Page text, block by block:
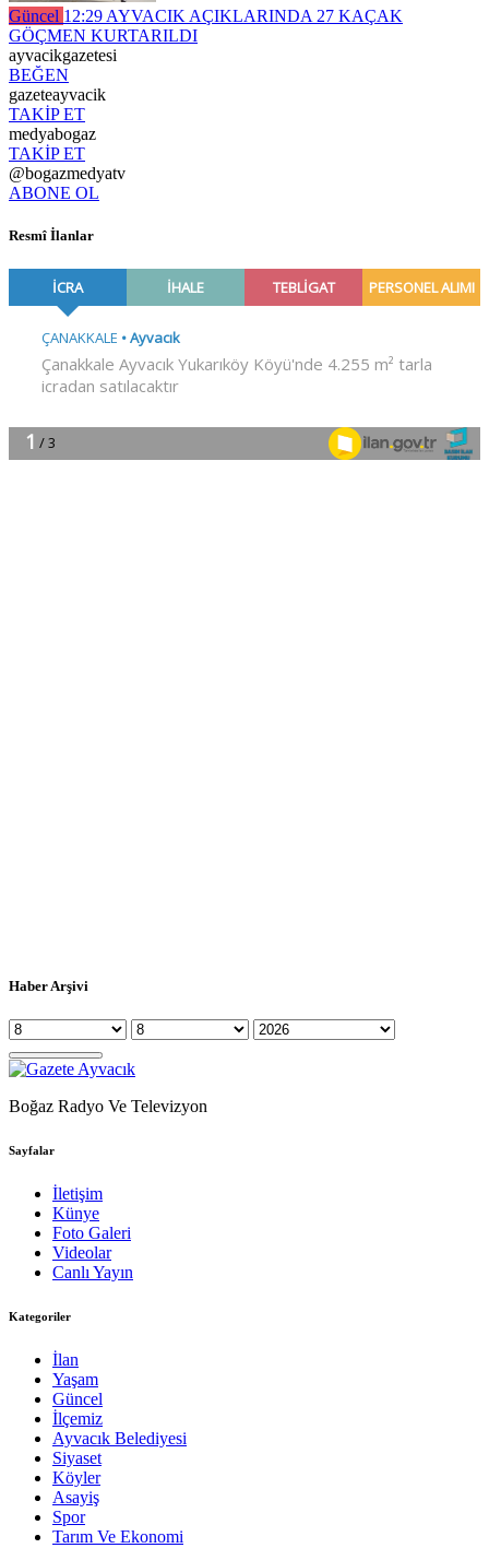
Güncel 12:29 AYVACIK AÇIKLARINDA 27 KAÇAK
GÖÇMEN KURTARILDI
ayvacikgazetesi
BEĞEN
gazeteayvacik
TAKİP ET
medyabogaz
TAKİP ET
@bogazmedyatv
ABONE OL
Resmî İlanlar
Haber Arşivi
Boğaz Radyo Ve Televizyon
Sayfalar
İletişim
Künye
Foto Galeri
Videolar
Canlı Yayın
Kategoriler
İlan
Yaşam
Güncel
İlçemiz
Ayvacık Belediyesi
Siyaset
Köyler
Asayiş
Spor
Tarım Ve Ekonomi